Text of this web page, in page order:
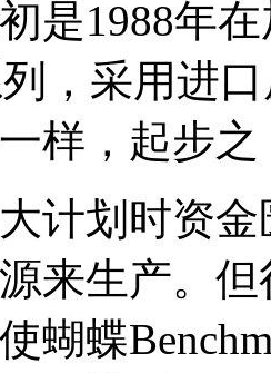
是1988年
，采用进
样，起步之
计划时资
来生产。
蝴蝶